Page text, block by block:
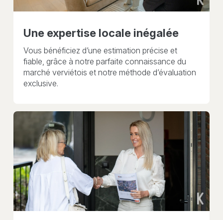
Une expertise locale inégalée
Vous bénéficiez d’une estimation précise et
fiable, grâce à notre parfaite connaissance du
marché verviétois et notre méthode d’évaluation
exclusive.